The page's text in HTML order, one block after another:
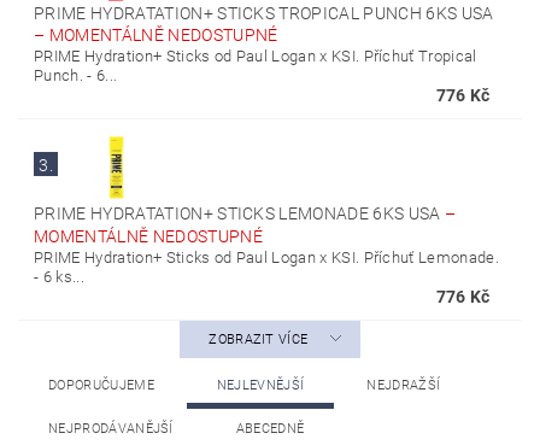
PRIME HYDRATATION+ STICKS TROPICAL PUNCH 6KS USA
– MOMENTÁLNĚ NEDOSTUPNÉ
PRIME Hydration+ Sticks od Paul Logan x KSI. Příchuť Tropical
Punch. - 6...
776 Kč
3.
PRIME HYDRATATION+ STICKS LEMONADE 6KS USA –
MOMENTÁLNĚ NEDOSTUPNÉ
PRIME Hydration+ Sticks od Paul Logan x KSI. Příchuť Lemonade.
- 6 ks...
776 Kč
ZOBRAZIT VÍCE
DOPORUČUJEME NEJLEVNĚJŠÍ NEJDRAŽŠÍ
NEJPRODÁVANĚJŠÍ ABECEDNĚ